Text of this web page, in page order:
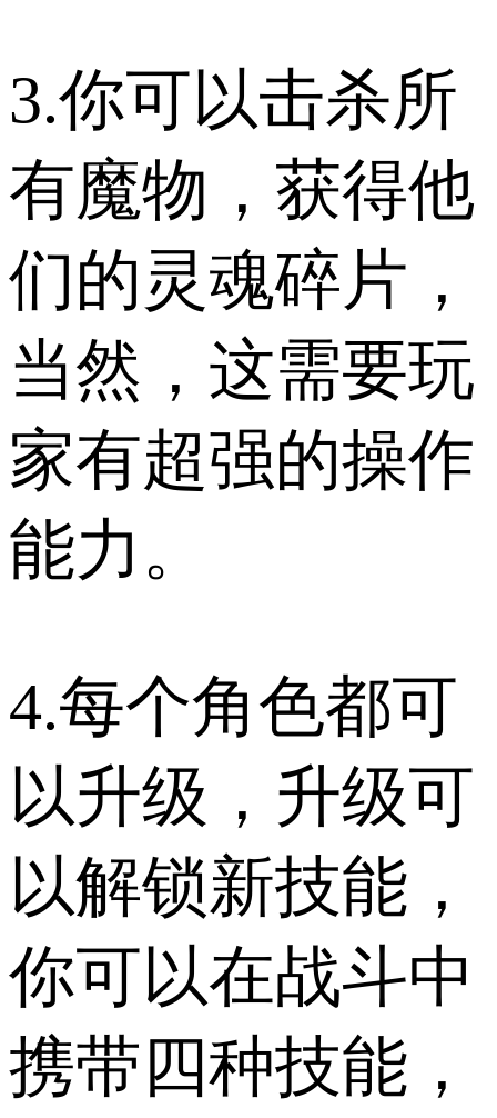
3.你可以击杀所
有魔物，获得他
们的灵魂碎片，
当然，这需要玩
家有超强的操作
能力。
4.每个角色都可
以升级，升级可
以解锁新技能，
你可以在战斗中
携带四种技能，